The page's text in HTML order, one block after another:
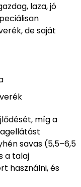
laza, jó
de saját
míg a
savas (5,5–6,5
a talaj
használni, és